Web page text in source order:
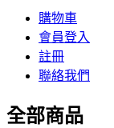
購物車
會員登入
註冊
聯絡我們
全部商品